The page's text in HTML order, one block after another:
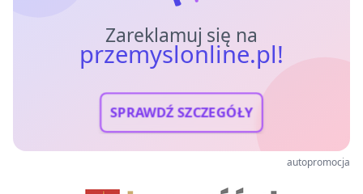
Zareklamuj się na
przemyslonline.pl!
SPRAWDŹ SZCZEGÓŁY
autopromocja